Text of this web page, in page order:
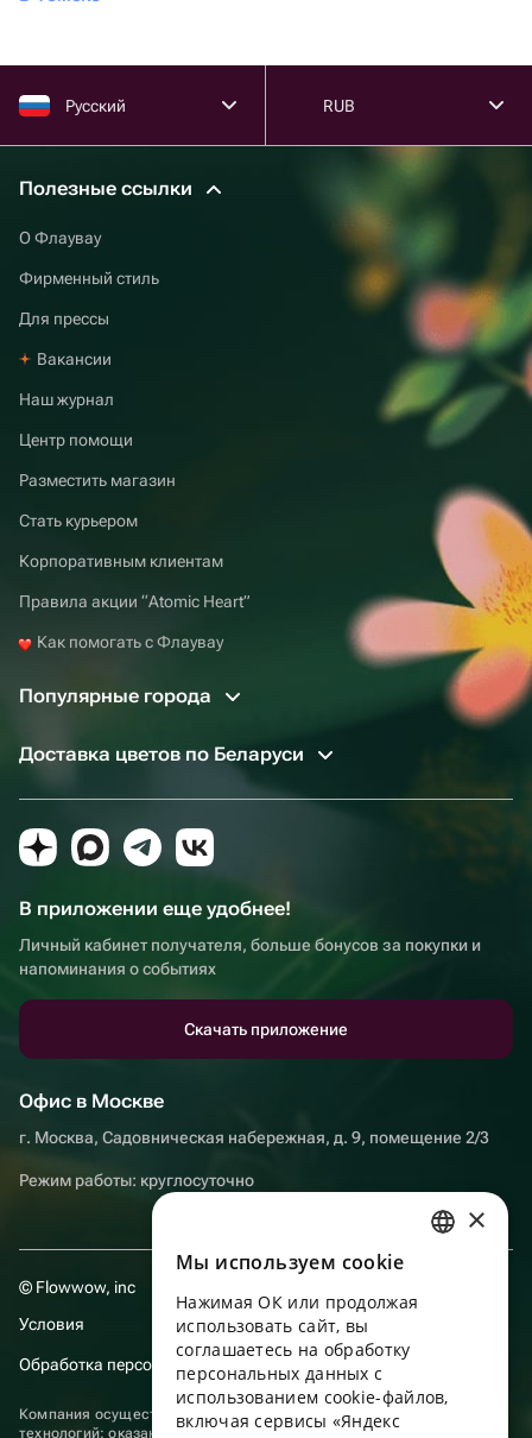
Русский RUB
Полезные ссылки
О Флаувау
Фирменный стиль
Для прессы
Вакансии
Наш журнал
Центр помощи
Разместить магазин
Стать курьером
Корпоративным клиентам
Правила акции “Atomic Heart”
Как помогать с Флаувау
Популярные города
Доставка цветов по Беларуси
В приложении еще удобнее!
Личный кабинет получателя, больше бонусов за покупки и
напоминания о событиях
Скачать приложение
Офис в Москве
г. Москва, Садовническая набережная, д. 9, помещение 2/3
Режим работы: круглосуточно
© Flowwow, inc
Условия
Обработка персональных данных
Компания осуществляет деятельность в области информационных
технологий: оказание услуг в сети “Интернет” по размещению
ENGLISH
UKRAINIAN
PORTUGUESE
×
Мы используем сookie
Нажимая ОК или продолжая
использовать сайт, вы
соглашаетесь на обработку
персональных данных с
использованием cookie-файлов,
включая сервисы «Яндекс